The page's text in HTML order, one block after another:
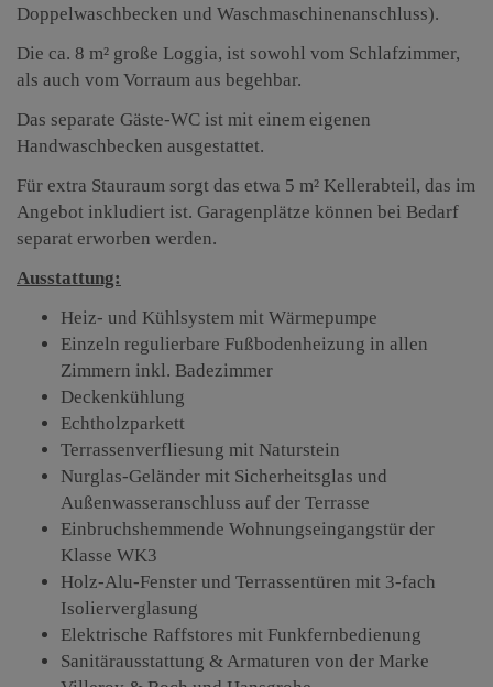
Doppelwaschbecken und Waschmaschinenanschluss).
Die ca. 8 m² große Loggia, ist sowohl vom Schlafzimmer,
als auch vom Vorraum aus begehbar.
Das separate Gäste-WC ist mit einem eigenen
Handwaschbecken ausgestattet.
Für extra Stauraum sorgt das etwa 5 m² Kellerabteil, das im
Angebot inkludiert ist. Garagenplätze können bei Bedarf
separat erworben werden.
Ausstattung:
Heiz- und Kühlsystem mit Wärmepumpe
Einzeln regulierbare Fußbodenheizung in allen
Zimmern inkl. Badezimmer
Deckenkühlung
Echtholzparkett
Terrassenverfliesung mit Naturstein
Nurglas-Geländer mit Sicherheitsglas und
Außenwasseranschluss auf der Terrasse
Einbruchshemmende Wohnungseingangstür der
Klasse WK3
Holz-Alu-Fenster und Terrassentüren mit 3-fach
Isolierverglasung
Elektrische Raffstores mit Funkfernbedienung
Sanitärausstattung & Armaturen von der Marke